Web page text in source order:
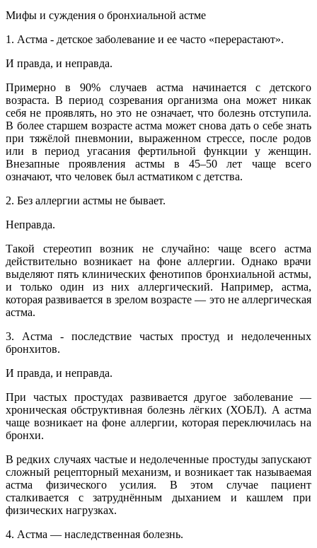
Мифы и суждения о бронхиальной астме
1. Астма - детское заболевание и ее часто «перерастают».
И правда, и неправда.
Примерно в 90% случаев астма начинается с детского
возраста. В период созревания организма она может никак
себя не проявлять, но это не означает, что болезнь отступила.
В более старшем возрасте астма может снова дать о себе знать
при тяжёлой пневмонии, выраженном стрессе, после родов
или в период угасания фертильной функции у женщин.
Внезапные проявления астмы в 45–50 лет чаще всего
означают, что человек был астматиком с детства.
2. Без аллергии астмы не бывает.
Неправда.
Такой стереотип возник не случайно: чаще всего астма
действительно возникает на фоне аллергии. Однако врачи
выделяют пять клинических фенотипов бронхиальной астмы,
и только один из них аллергический. Например, астма,
которая развивается в зрелом возрасте — это не аллергическая
астма.
3. Астма - последствие частых простуд и недолеченных
бронхитов.
И правда, и неправда.
При частых простудах развивается другое заболевание —
хроническая обструктивная болезнь лёгких (ХОБЛ). А астма
чаще возникает на фоне аллергии, которая переключилась на
бронхи.
В редких случаях частые и недолеченные простуды запускают
сложный рецепторный механизм, и возникает так называемая
астма физического усилия. В этом случае пациент
сталкивается с затруднённым дыханием и кашлем при
физических нагрузках.
4. Астма — наследственная болезнь.